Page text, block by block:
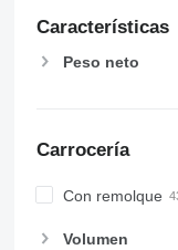
Características
Peso neto
Carrocería
Con remolque
Volumen